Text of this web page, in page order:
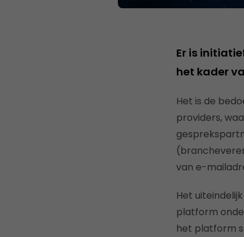
Er is
het kader
Het is de
providers,
van e-
Het
platform
het platform